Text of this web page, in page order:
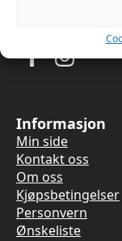
Informasjon
Min side
Kontakt oss
Om oss
Kjøpsbetingelser
Personvern
Ønskeliste